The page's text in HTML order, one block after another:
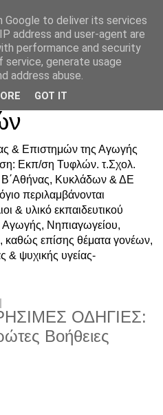
&
&
& Επιστημών της Αγωγής
Εκπ/ση Τυφλών. τ.Σχολ.
Β΄Αθήνας, Κυκλάδων & ΔΕ
περιλαμβάνονται
& υλικό εκπαιδευτικού
Αγωγής, Νηπιαγωγείου,
καθώς επίσης θέματα γονέων,
& ψυχικής υγείας-
ΟΔΗΓΙΕΣ:
Βοήθειες
Google to deliver its services
address and user-agent are
performance and security
generate usage
address abuse.
GOT IT